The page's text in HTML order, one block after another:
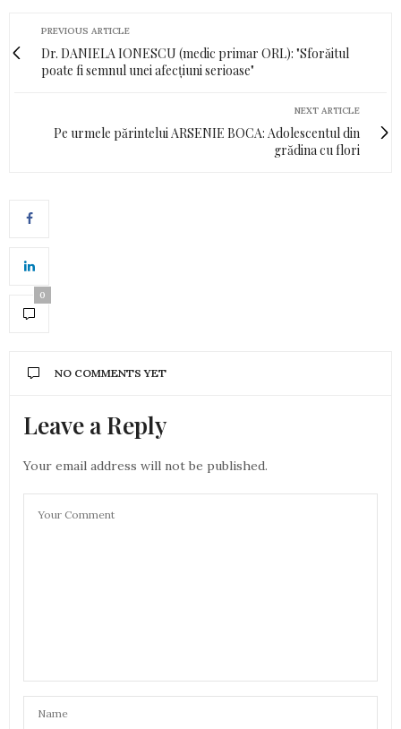
PREVIOUS ARTICLE
Dr. DANIELA IONESCU (medic primar ORL): "Sforăitul
poate fi semnul unei afecțiuni serioase"
NEXT ARTICLE
Pe urmele părintelui ARSENIE BOCA: Adolescentul din
grădina cu flori
0
NO COMMENTS YET
Leave a Reply
Your email address will not be published.